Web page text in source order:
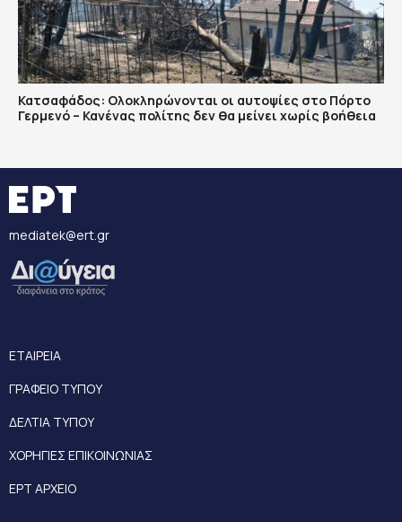
Κατσαφάδος: Ολοκληρώνονται οι αυτοψίες στο Πόρτο
Γερμενό – Κανένας πολίτης δεν θα μείνει χωρίς βοήθεια
mediatek@ert.gr
ΕΤΑΙΡΕΙΑ
ΓΡΑΦΕΙΟ ΤΥΠΟΥ
ΔΕΛΤΙΑ ΤΥΠΟΥ
ΧΟΡΗΓΙΕΣ ΕΠΙΚΟΙΝΩΝΙΑΣ
ΕΡΤ ΑΡΧΕΙΟ